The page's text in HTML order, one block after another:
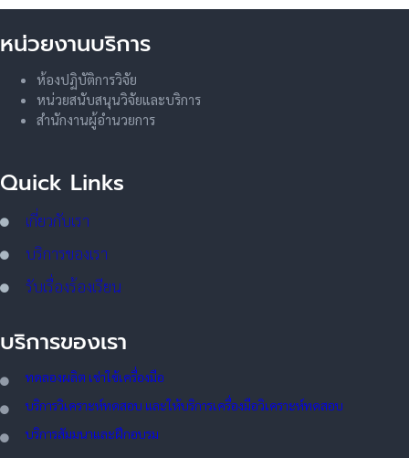
หน่วยงานบริการ
ห้องปฏิบัติการวิจัย
หน่วยสนับสนุนวิจัยและบริการ
สำนักงานผู้อำนวยการ
Quick Links
เกี่ยวกับเรา
บริการของเรา
รับเรื่องร้องเรียน
บริการของเรา
ทดลองผลิต เช่าใช้เครื่องมือ
บริการวิเคราะห์ทดสอบ และให้บริการเครื่องมือวิเคราะห์ทดสอบ
บริการสัมมนาและฝึกอบรม